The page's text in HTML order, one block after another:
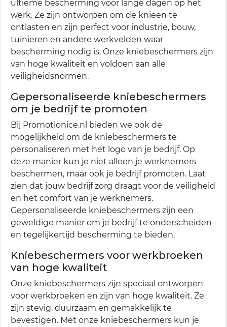
ultieme bescherming voor lange dagen op het
werk. Ze zijn ontworpen om de knieën te
ontlasten en zijn perfect voor industrie, bouw,
tuinieren en andere werkvelden waar
bescherming nodig is. Onze kniebeschermers zijn
van hoge kwaliteit en voldoen aan alle
veiligheidsnormen.
Gepersonaliseerde kniebeschermers
om je bedrijf te promoten
Bij Promotionice.nl bieden we ook de
mogelijkheid om de kniebeschermers te
personaliseren met het logo van je bedrijf. Op
deze manier kun je niet alleen je werknemers
beschermen, maar ook je bedrijf promoten. Laat
zien dat jouw bedrijf zorg draagt voor de veiligheid
en het comfort van je werknemers.
Gepersonaliseerde kniebeschermers zijn een
geweldige manier om je bedrijf te onderscheiden
en tegelijkertijd bescherming te bieden.
Kniebeschermers voor werkbroeken
van hoge kwaliteit
Onze kniebeschermers zijn speciaal ontworpen
voor werkbroeken en zijn van hoge kwaliteit. Ze
zijn stevig, duurzaam en gemakkelijk te
bevestigen. Met onze kniebeschermers kun je